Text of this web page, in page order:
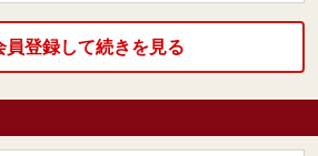
員登録して続きを見る